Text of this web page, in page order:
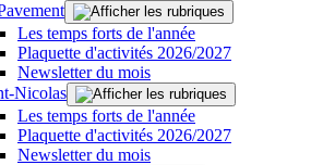
Les temps forts de l'année
Plaquette d'activités 2026/2027
Newsletter du mois
Nicolas
Les temps forts de l'année
Plaquette d'activités 2026/2027
Newsletter du mois